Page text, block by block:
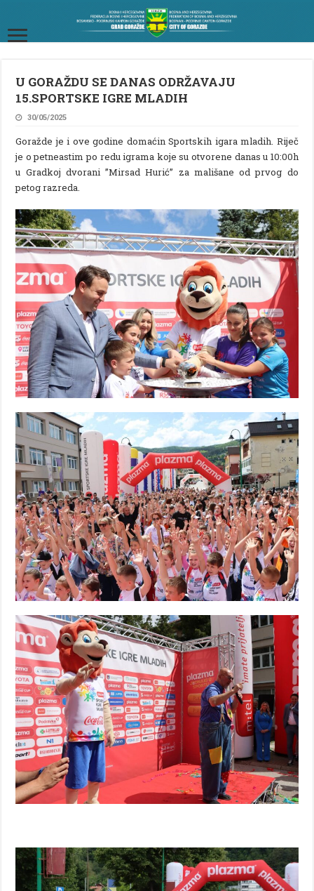
U GORAŽDU SE DANAS ODRŽAVAJU
15.SPORTSKE IGRE MLADIH
30/05/2025
Goražde je i ove godine domaćin Sportskih igara mladih. Riječ
je o petneastim po redu igrama koje su otvorene danas u 10:00h
u Gradkoj dvorani ”Mirsad Hurić” za mališane od prvog do
petog razreda.